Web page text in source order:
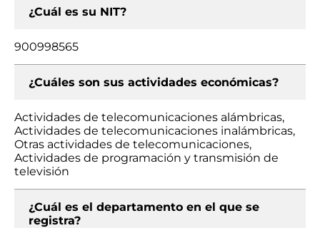
¿Cuál es su NIT?
900998565
¿Cuáles son sus actividades económicas?
Actividades de telecomunicaciones alámbricas,
Actividades de telecomunicaciones inalámbricas,
Otras actividades de telecomunicaciones,
Actividades de programación y transmisión de
televisión
¿Cuál es el departamento en el que se
registra?